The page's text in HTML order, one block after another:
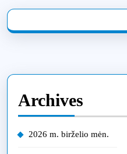
Archives
2026 m. birželio mėn.